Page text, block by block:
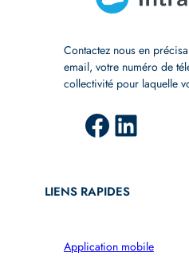
Contactez nous en
email, votre numéro de
collectivité pour laquelle
Facebook LinkedIn
LIENS RAPIDES
Application mobile